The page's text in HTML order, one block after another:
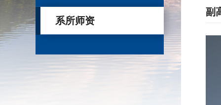
系所师资
副